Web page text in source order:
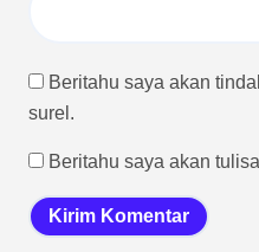
Beritahu saya akan
surel.
Beritahu saya akan